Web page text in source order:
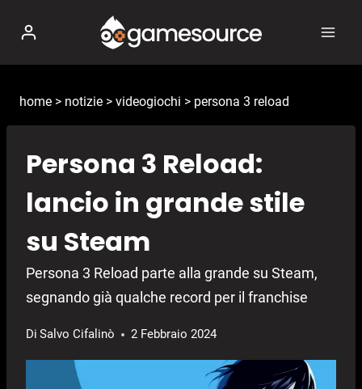
contenuto
home > notizie > videogiochi > persona 3 reload
Persona 3 Reload:
lancio in grande stile
su Steam
Persona 3 Reload parte alla grande su Steam,
segnando già qualche record per il franchise
Di Salvo Cifalinò 2 Febbraio 2024